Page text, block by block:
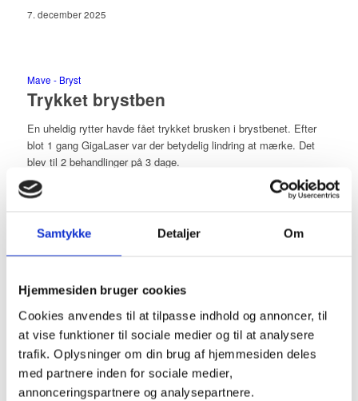
Samtykke Detaljer Om
Hjemmesiden bruger cookies
Cookies anvendes til at tilpasse indhold og annoncer, til
at vise funktioner til sociale medier og til at analysere
trafik. Oplysninger om din brug af hjemmesiden deles
med partnere inden for sociale medier,
annonceringspartnere og analysepartnere.
7. december 2025
Mave - Bryst
Trykket brystben
En uheldig rytter havde fået trykket brusken i brystbenet. Efter
blot 1 gang GigaLaser var der betydelig lindring at mærke. Det
blev til 2 behandlinger på 3 dage.
1. november 2017
Mave - Bryst
Kvinden er sygemeldt med stress og beskriver sin tilstand i
kroppen som nærmest influenza agtig. Gennem behandlinger
med Bio-resonans og kostændringer er hun gået fra 1 liter
kakaomælk, chokolade og kager hver dag til sund kost igen. Hun
skriver sådan: “Kære Vivian, Jeg har været så glad siden jeg var
hos dig i går. Nu ved jeg hvad jeg skal koncentrere mig om, Det